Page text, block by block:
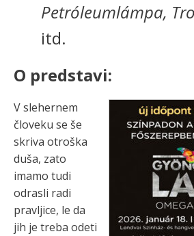
Petróleumlámpa,
itd.
O predstavi:
V slehernem
človeku se še
skriva otroška
duša, zato
imamo tudi
odrasli radi
pravljice, le da
jih je treba odeti